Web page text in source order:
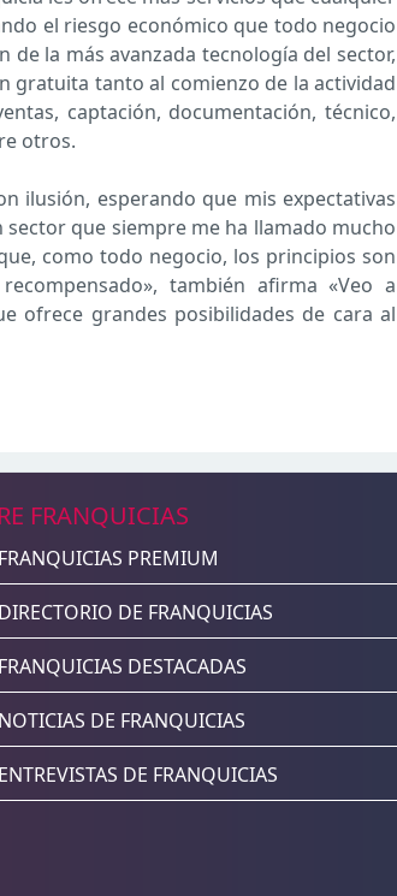
el riesgo económico que todo negocio
la más avanzada tecnología del sector,
gratuita tanto al comienzo de la actividad
captación, documentación, técnico,
otros.
ilusión, esperando que mis expectativas
que siempre me ha llamado mucho
como todo negocio, los principios son
también afirma «Veo a
ofrece grandes posibilidades de cara al
FRANQUICIAS
FRANQUICIAS PREMIUM
DIRECTORIO DE FRANQUICIAS
FRANQUICIAS DESTACADAS
NOTICIAS DE FRANQUICIAS
ENTREVISTAS DE FRANQUICIAS